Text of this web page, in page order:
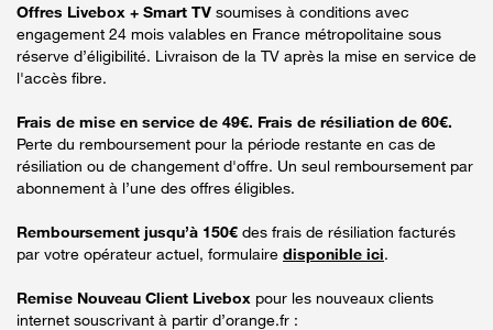
Offres Livebox + Smart TV soumises à conditions avec
engagement 24 mois valables en France métropolitaine sous
réserve d’éligibilité. Livraison de la TV après la mise en service de
l'accès fibre.
Frais de mise en service de 49€. Frais de résiliation de 60€.
Perte du remboursement pour la période restante en cas de
résiliation ou de changement d'offre. Un seul remboursement par
abonnement à l’une des offres éligibles.
Remboursement jusqu’à 150€ des frais de résiliation facturés
par votre opérateur actuel, formulaire disponible ici.
Remise Nouveau Client Livebox pour les nouveaux clients
internet souscrivant à partir d’orange.fr :